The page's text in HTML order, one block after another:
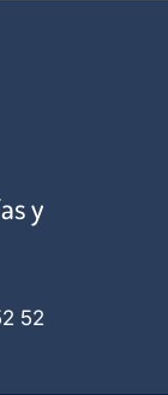
y
52